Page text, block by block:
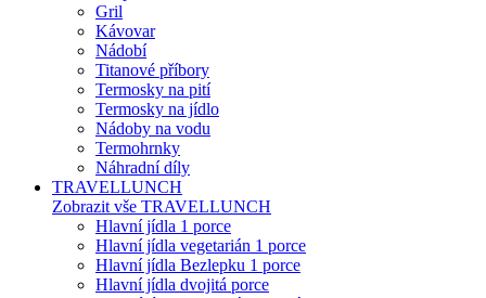
Gril
Kávovar
Nádobí
Titanové příbory
Termosky na pití
Termosky na jídlo
Nádoby na vodu
Termohrnky
Náhradní díly
TRAVELLUNCH
Zobrazit vše TRAVELLUNCH
Hlavní jídla 1 porce
Hlavní jídla vegetarián 1 porce
Hlavní jídla Bezlepku 1 porce
Hlavní jídla dvojitá porce